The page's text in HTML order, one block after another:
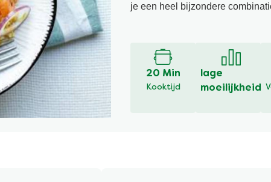
je een heel bijzondere
20 Min
Kooktijd
lage
moeilijkheid